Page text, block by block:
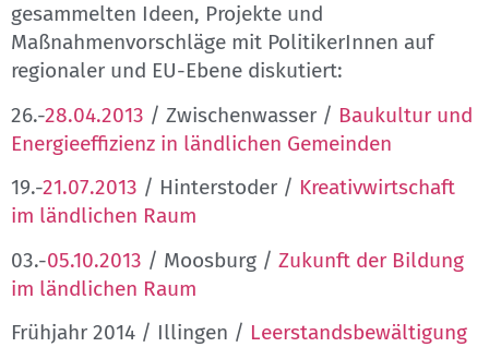
gesammelten Ideen, Projekte und
Maßnahmenvorschläge mit PolitikerInnen auf
regionaler und EU-Ebene diskutiert:
26.-28.04.2013 / Zwischenwasser / Baukultur und
Energieeffizienz in ländlichen Gemeinden
19.-21.07.2013 / Hinterstoder / Kreativwirtschaft
im ländlichen Raum
03.-05.10.2013 / Moosburg / Zukunft der Bildung
im ländlichen Raum
Frühjahr 2014 / Illingen / Leerstandsbewältigung